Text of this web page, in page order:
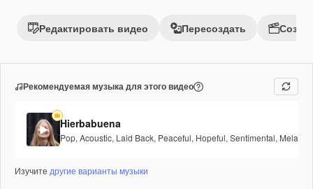
Редактировать видео Пересоздать
Рекомендуемая музыка для этого видео
Hierbabuena
Pop, Acoustic, Laid Back, Peaceful, Hopeful, Sentimental,
Изучите другие варианты музыки